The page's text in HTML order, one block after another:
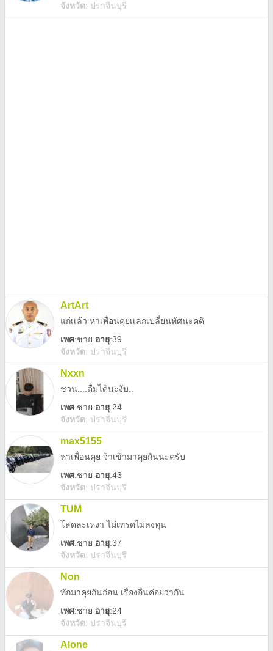
จังหวัด: ปราจีนบุรี
ArtArt
แก่เเล้ว หาเพื่อนคุยเเลกเปลี่ยนทัศนะคติ
เพศ:ชาย อายุ:39
จังหวัด: ปราจีนบุรี
Nxxn
ชวน....ดื่มได้นะงับ..
เพศ:ชาย อายุ:24
จังหวัด: ปราจีนบุรี
max5155
หาเพื่อนคุย จ้าเข้ามาคุยกันนะครับ
เพศ:ชาย อายุ:43
จังหวัด: ปราจีนบุรี
TUM
โสดละเหงา ไม่เทรดไม่ลงทุน
เพศ:ชาย อายุ:37
จังหวัด: ปราจีนบุรี
Non
ทักมาคุยกันก่อน เรื่องอื่นค่อยว่ากัน
เพศ:ชาย อายุ:24
จังหวัด: ปราจีนบุรี
Alone